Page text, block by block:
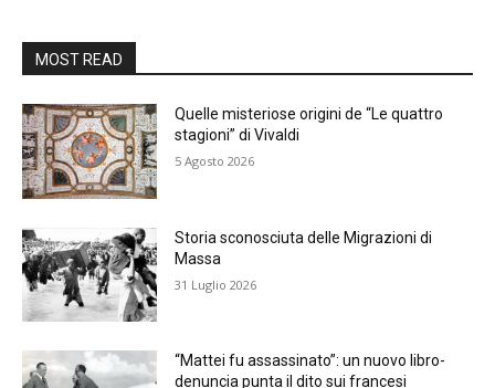
MOST READ
Quelle misteriose origini de “Le quattro
stagioni” di Vivaldi
5 Agosto 2026
Storia sconosciuta delle Migrazioni di
Massa
31 Luglio 2026
“Mattei fu assassinato”: un nuovo libro-
denuncia punta il dito sui francesi